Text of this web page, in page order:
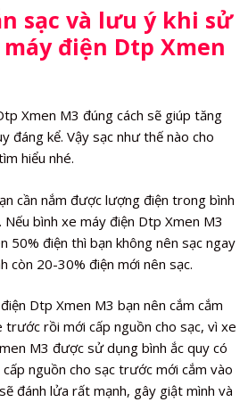
sạc và lưu ý khi sử
điện Dtp Xmen
Xmen M3 đúng cách sẽ giúp tăng
đáng kể. Vậy sạc như thế nào cho
hiểu nhé.
cần nắm được lượng điện trong bình
Nếu bình xe máy điện Dtp Xmen M3
50% điện thì bạn không nên sạc ngay
còn 20-30% điện mới nên sạc.
Dtp Xmen M3 bạn nên cắm cắm
trước rồi mới cấp nguồn cho sạc, vì xe
M3 được sử dụng bình ắc quy có
nguồn cho sạc trước mới cắm vào
đánh lửa rất mạnh, gây giật mình và